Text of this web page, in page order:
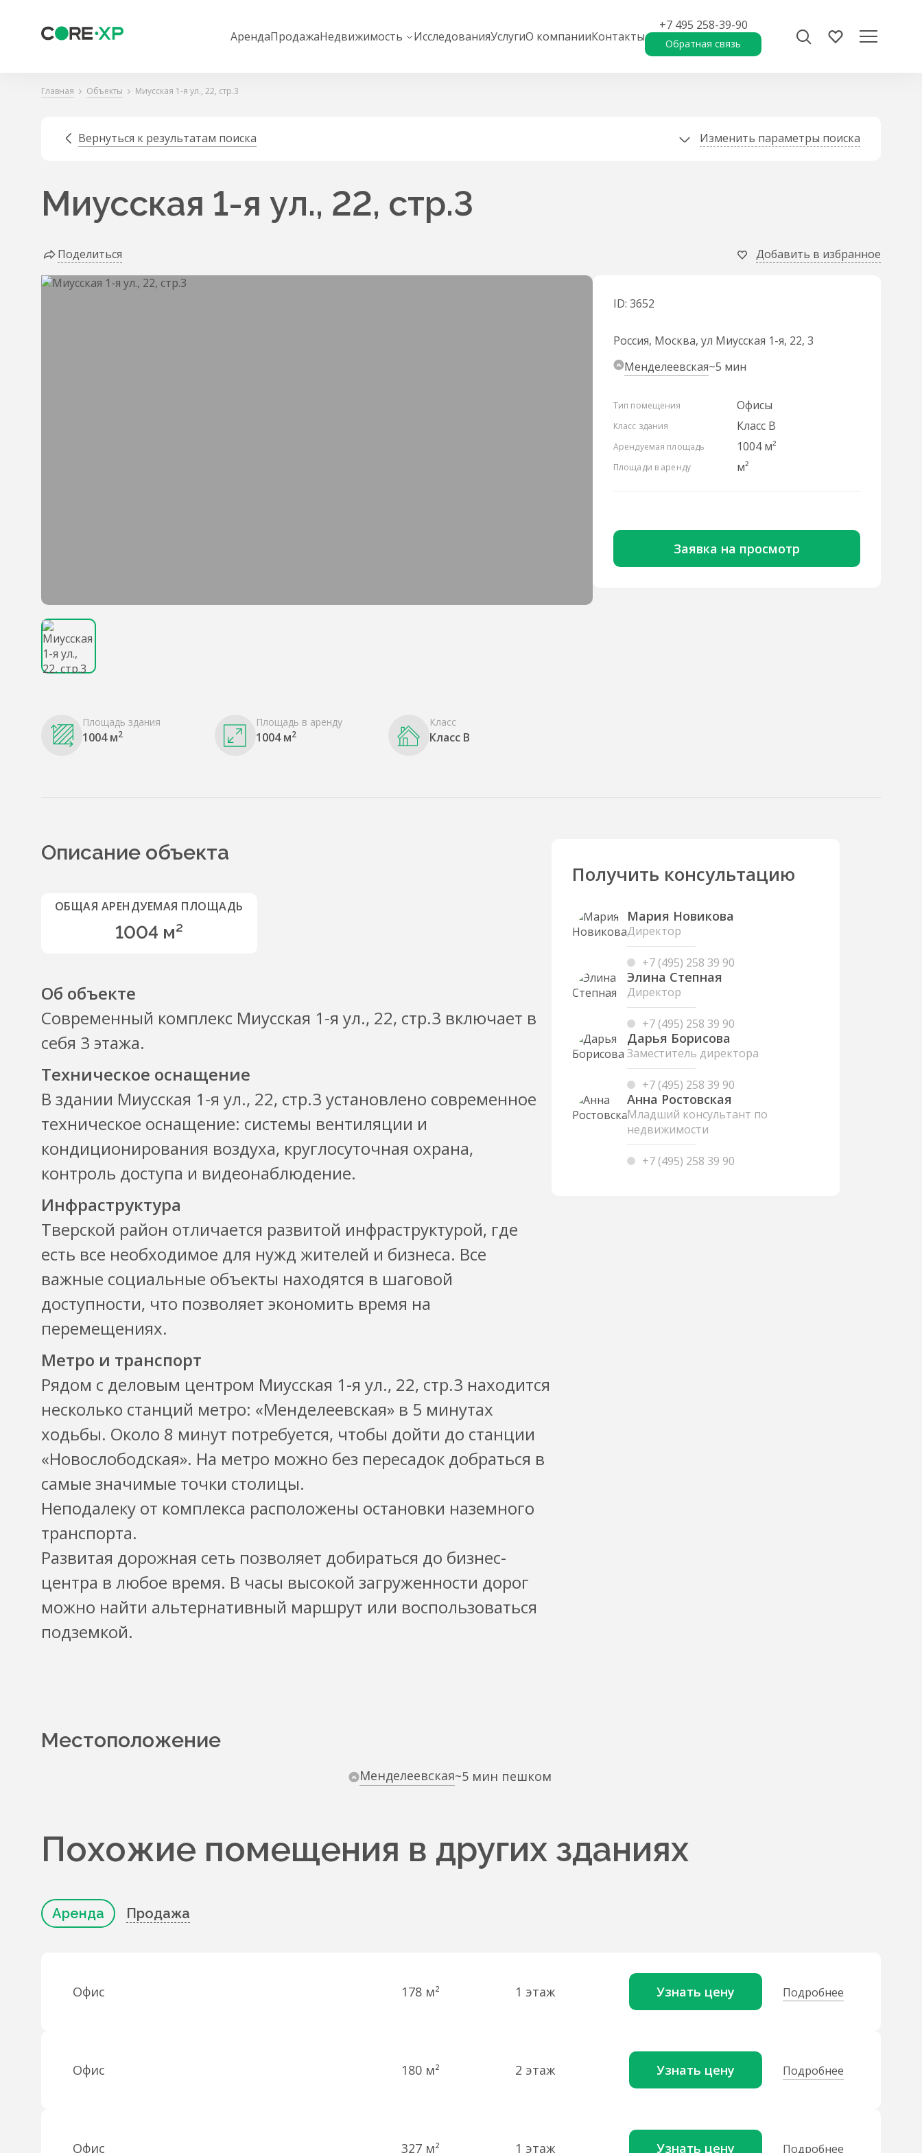
АрендаПродажаНедвижимость ИсследованияУслугиО компанииКонтакты
+7 495 258-39-90
Обратная связь
Главная Объекты Миусская 1-я ул., 22, стр.3
Вернуться к результатам поиска Изменить параметры поиска
Миусская 1-я ул., 22, стр.3
Поделиться Добавить в избранное
ID: 3652
Россия, Москва, ул Миусская 1-я, 22, 3
Менделеевская~5 мин
Тип помещения Офисы
Класс здания Класс B
Арендуемая площадь 1004 м²
Площади в аренду м²
Заявка на просмотр
Площадь здания
1004 м2
Площадь в аренду
1004 м2
Класс
Класс B
Описание объекта
ОБЩАЯ АРЕНДУЕМАЯ ПЛОЩАДЬ
1004 м²
Об объекте
Современный комплекс Миусская 1-я ул., 22, стр.3 включает в
себя 3 этажа.
Техническое оснащение
В здании Миусская 1-я ул., 22, стр.3 установлено современное
техническое оснащение: системы вентиляции и
кондиционирования воздуха, круглосуточная охрана,
контроль доступа и видеонаблюдение.
Инфраструктура
Тверской район отличается развитой инфраструктурой, где
есть все необходимое для нужд жителей и бизнеса. Все
важные социальные объекты находятся в шаговой
доступности, что позволяет экономить время на
перемещениях.
Метро и транспорт
Рядом с деловым центром Миусская 1-я ул., 22, стр.3 находится
несколько станций метро: «Менделеевская» в 5 минутах
ходьбы. Около 8 минут потребуется, чтобы дойти до станции
«Новослободская». На метро можно без пересадок добраться в
самые значимые точки столицы.
Неподалеку от комплекса расположены остановки наземного
транспорта.
Развитая дорожная сеть позволяет добираться до бизнес-
центра в любое время. В часы высокой загруженности дорог
можно найти альтернативный маршрут или воспользоваться
подземкой.
Получить консультацию
Мария Новикова
Директор
+7 (495) 258 39 90
Элина Степная
Директор
+7 (495) 258 39 90
Дарья Борисова
Заместитель директора
+7 (495) 258 39 90
Анна Ростовская
Младший консультант по
недвижимости
+7 (495) 258 39 90
Местоположение
Менделеевская~5 мин пешком
Похожие помещения в других зданиях
Аренда Продажа
Офис 178 м² 1 этаж Узнать цену Подробнее
Офис 180 м² 2 этаж Узнать цену Подробнее
Офис 327 м² 1 этаж Узнать цену Подробнее